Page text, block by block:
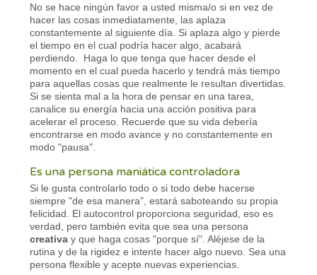
No se hace ningún favor a usted misma/o si en vez de
hacer las cosas inmediatamente, las aplaza
constantemente al siguiente día. Si aplaza algo y pierde
el tiempo en el cual podría hacer algo, acabará
perdiendo. Haga lo que tenga que hacer desde el
momento en el cual pueda hacerlo y tendrá más tiempo
para aquellas cosas que realmente le resultan divertidas.
Si se sienta mal a la hora de pensar en una tarea,
canalice su energía hacia una acción positiva para
acelerar el proceso. Recuerde que su vida debería
encontrarse en modo avance y no constantemente en
modo "pausa".
Es una persona maniática controladora
Si le gusta controlarlo todo o si todo debe hacerse
siempre "de esa manera", estará saboteando su propia
felicidad. El autocontrol proporciona seguridad, eso es
verdad, pero también evita que sea una persona
creativa y que haga cosas "porque sí". Aléjese de la
rutina y de la rigidez e intente hacer algo nuevo. Sea una
persona flexible y acepte nuevas experiencias.